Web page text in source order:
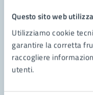
Questo sito web
Utilizziamo cookie
garantire la corretta
raccogliere
utenti.
Richiedi
Prenota
Problemi in città